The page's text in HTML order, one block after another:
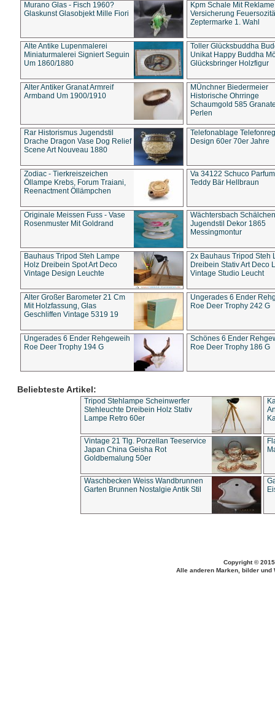
Murano Glas - Fisch 1960?
Glaskunst Glasobjekt Mille Fiori
Kpm Schale Mit Reklame
Versicherung
Zeptermarke 1. Wahl
Alte Antike Lupenmalerei
Miniaturmalerei Signiert Seguin
Um 1860/1880
Toller Glücksbuddha
Unikat Happy Buddha
Glücksbringer Holzfigur
Alter Antiker Granat Armreif
Armband Um 1900/1910
MÜnchner Biedermeier
Historische Ohrringe
Schaumgold 585
Perlen
Rar Historismus Jugendstil
Drache Dragon Vase Dog Relief
Scene Art Nouveau 1880
Telefonablage
Design 60er 70er Jahre
Zodiac - Tierkreiszeichen
Öllampe Krebs, Forum Traiani,
Reenactment Öllämpchen
Va 34122 Schuco
Teddy Bär Hellbraun
Originale Meissen Fuss - Vase
Rosenmuster Mit Goldrand
Wächtersbach Schälchen
Jugendstil Dekor 1865
Messingmontur
Bauhaus Tripod Steh Lampe
Holz Dreibein Spot Art Deco
Vintage Design Leuchte
2x Bauhaus Tripod Steh
Dreibein Stativ Art Deco
Vintage Studio Leucht
Alter Großer Barometer 21 Cm
Mit Holzfassung, Glas
Geschliffen Vintage 5319 19
Ungerades 6 Ender
Roe Deer Trophy 242 G
Ungerades 6 Ender Rehgeweih
Roe Deer Trophy 194 G
Schönes 6 Ender
Roe Deer Trophy 186 G
Beliebteste Artikel:
Tripod Stehlampe Scheinwerfer
Stehleuchte Dreibein Holz Stativ
Lampe Retro 60er
Vintage 21 Tlg. Porzellan Teeservice
Japan China Geisha Rot
Goldbemalung 50er
Waschbecken Weiss Wandbrunnen
Garten Brunnen Nostalgie Antik Stil
Copyright ©
Alle anderen Marken, bilder und